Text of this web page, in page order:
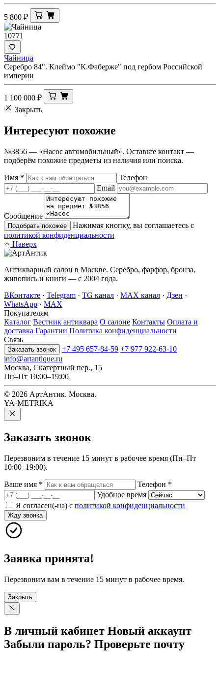
5 800 ₽
10771
Чайница
Серебро 84". Клеймо "К.Фаберже" под гербом Российской
империи
1 100 000 ₽
Закрыть
Интересуют похожие
№3856 — «Насос автомобильный». Оставьте контакт —
подберём похожие предметы из наличия или поиска.
Имя *
Телефон
Email
Сообщение
Подобрать похожее
Нажимая кнопку, вы соглашаетесь с
политикой конфиденциальности
Наверх
Антикварный салон в Москве. Серебро, фарфор, бронза,
живопись и книги — с 2004 года.
ВКонтакте · Telegram · TG канал · MAX канал · Дзен ·
WhatsApp · MAX
Покупателям
Каталог Вестник антиквара О салоне Контакты Оплата и
доставка Гарантии Политика конфиденциальности
Связь
Заказать звонок +7 495 657-84-59 +7 977 922-63-10
info@artantique.ru
Москва, Скатертный пер., 15
Пн–Пт 10:00–19:00
© 2026 АртАнтик. Москва.
YA·METRIKA
Заказать звонок
Перезвоним в течение 15 минут в рабочее время (Пн–Пт
10:00–19:00).
Ваше имя * Телефон *
Удобное время
Я согласен(-на) с политикой конфиденциальности
Жду звонка
Заявка принята!
Перезвоним вам в течение 15 минут в рабочее время.
Закрыть
В личный кабинет Новый аккаунт
Забыли пароль? Проверьте почту